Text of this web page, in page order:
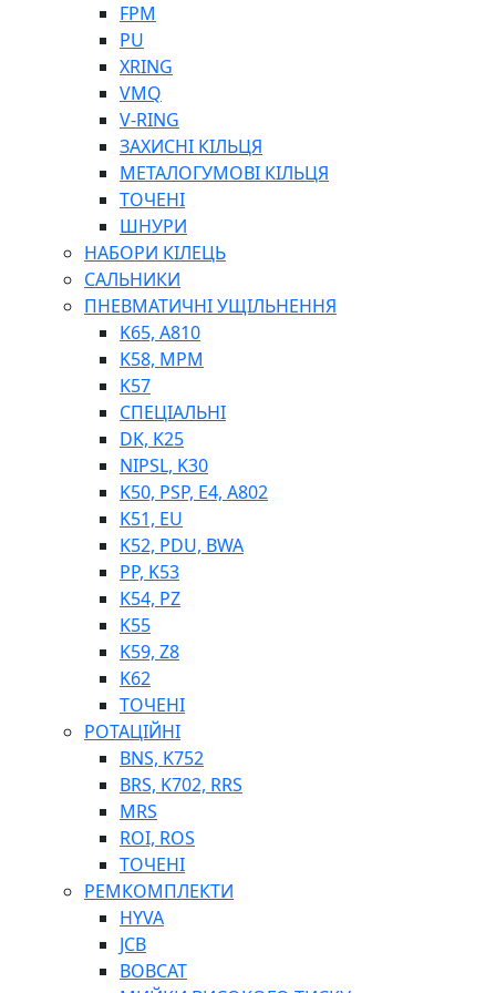
ШЛАНГИ, ТРУБКИ
ШПРИЦИ МАСТИЛЬНІ
ТОСОЛ, АНТИФРИЗ
ОЛИВА-ПАЛИВО
ПОВІТРЯ-ВОДА
ДЛЯ ЗВАРЮВАННЯ
НАПІРНО-ВСМОКТУЮЧІ
ФІЛЬТРИ ДЛЯ ПАЛЬНОГО
ПІДДОНИ ДЛЯ БОЧОК
МОДУЛЬНІ АЗС
МЕТРОЛОГІЧНЕ ОБЛАДНАННЯ
ЛІЧИЛЬНИКИ І ВИТРАТОМІРИ ДЛЯ ПАЛЬНОГО
КОТУШКИ ДЛЯ ШЛАНГІВ
НАСОСИ ДЛЯ ПАЛЬНОГО
МОБІЛЬНІ КОЛОНКИ ТА КОМПЛЕКТИ ЗАПРАВКИ
СТАЦІОНАРНІ КОЛОНКИ
ПІСТОЛЕТИ
КОМПЛЕКТУЮЧІ ДЛЯ РУКАВІВ ВИСОКОГО ТИСКУ
FPM
PU
XRING
VMQ
V-RING
ЗАХИСНІ КІЛЬЦЯ
МЕТАЛОГУМОВІ КІЛЬЦЯ
ТОЧЕНІ
ШНУРИ
НАБОРИ КІЛЕЦЬ
САЛЬНИКИ
ПНЕВМАТИЧНІ УЩІЛЬНЕННЯ
K65, A810
K58, MPM
K57
СПЕЦІАЛЬНІ
DK, K25
NIPSL, K30
K50, PSP, E4, A802
K51, EU
K52, PDU, BWA
PP, K53
K54, PZ
K55
K59, Z8
K62
ТОЧЕНІ
РОТАЦІЙНІ
BNS, K752
BRS, K702, RRS
MRS
ROI, ROS
ТОЧЕНІ
РЕМКОМПЛЕКТИ
HYVA
JCB
BOBCAT